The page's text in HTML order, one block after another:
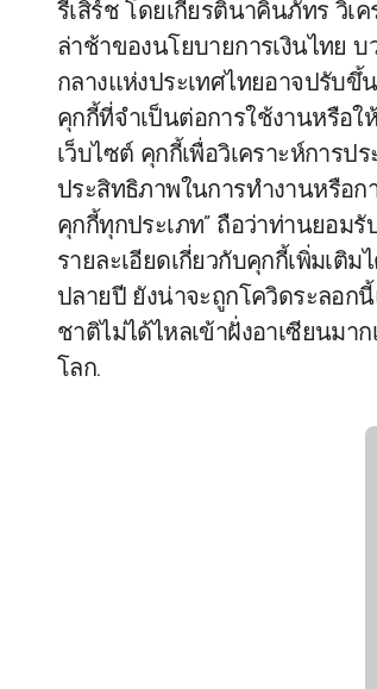
รีเสิร์ช โดยเกียรตินาคินภัทร วิเ
ล่าช้าของนโยบายการเงินไทย
กลางแห่งประเทศไทยอาจปรับขึ้
คุกกี้ที่จำเป็นต่อการใช้งานหรือใ
เว็บไซต์ คุกกี้เพื่อวิเคราะห์การ
ประสิทธิภาพในการทำงานหรือก
คุกกี้ทุกประเภท” ถือว่าท่านยอม
รายละเอียดเกี่ยวกับคุกกี้เพิ่มเติ
ปลายปี ยังน่าจะถูกโควิดระลอก
ชาติไม่ได้ไหลเข้าฝั่งอาเซียนม
โลก.